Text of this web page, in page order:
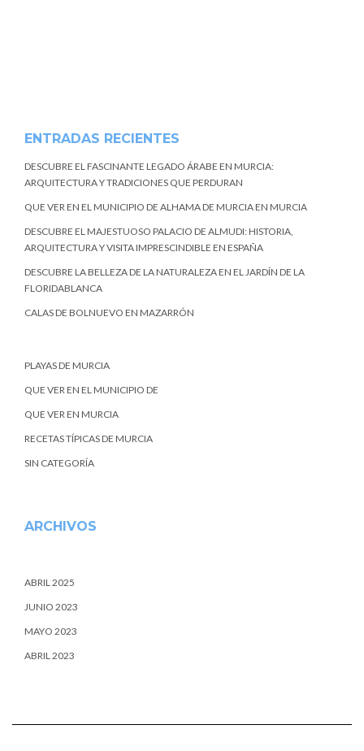
ENTRADAS RECIENTES
DESCUBRE EL FASCINANTE LEGADO ÁRABE EN MURCIA:
ARQUITECTURA Y TRADICIONES QUE PERDURAN
QUE VER EN EL MUNICIPIO DE ALHAMA DE MURCIA EN MURCIA
DESCUBRE EL MAJESTUOSO PALACIO DE ALMUDI: HISTORIA,
ARQUITECTURA Y VISITA IMPRESCINDIBLE EN ESPAÑA
DESCUBRE LA BELLEZA DE LA NATURALEZA EN EL JARDÍN DE LA
FLORIDABLANCA
CALAS DE BOLNUEVO EN MAZARRÓN
PLAYAS DE MURCIA
QUE VER EN EL MUNICIPIO DE
QUE VER EN MURCIA
RECETAS TÍPICAS DE MURCIA
SIN CATEGORÍA
ARCHIVOS
ABRIL 2025
JUNIO 2023
MAYO 2023
ABRIL 2023